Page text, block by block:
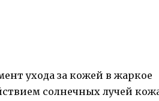
ухода за кожей в жаркое
солнечных лучей